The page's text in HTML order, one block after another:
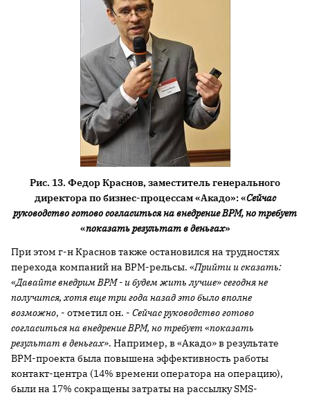
Рис. 13. Федор Краснов, заместитель генерального
директора по бизнес-процессам «Акадо»: «Сейчас
руководство готово согласиться на внедрение BPM, но требует
«показать результат в деньгах»
При этом г-н Краснов также остановился на трудностях
перехода компаний на BPM-рельсы. «Прийти и сказать:
«Давайте внедрим BPM - и будем жить лучше»сегодня не
получится, хотя еще три года назад это было вполне
возможно, - отметил он. - Сейчас руководство готово
согласиться на внедрение BPM, но требует«показать
результат в деньгах». Например, в «Акадо» в результате
BPM-проекта была повышена эффективность работы
контакт-центра (14% времени оператора на операцию),
были на 17% сокращены затраты на рассылку SMS-